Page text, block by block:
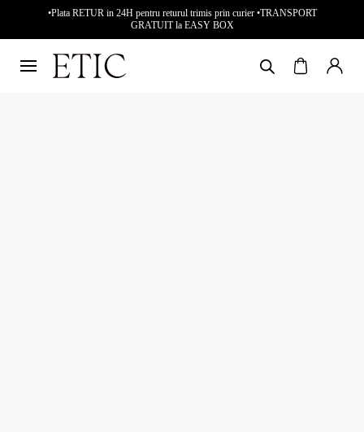
•Plata RETUR in 24H pentru returul trimis prin curier •TRANSPORT
GRATUIT la EASY BOX